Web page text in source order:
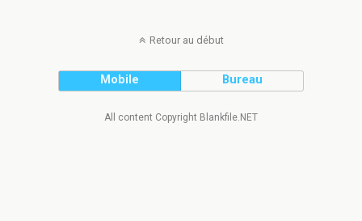
Retour au début
Mobile Bureau
All content Copyright Blankfile.NET